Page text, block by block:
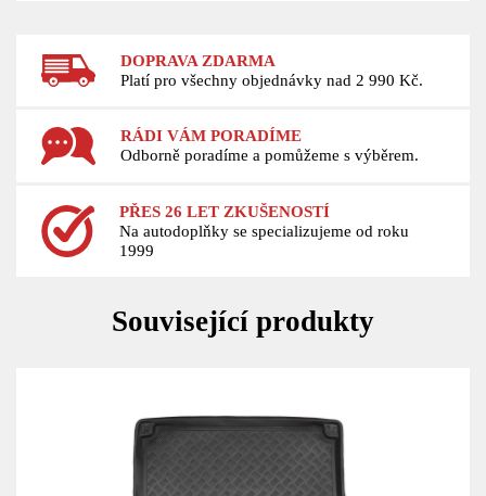
DOPRAVA ZDARMA
Platí pro všechny objednávky nad 2 990 Kč.
RÁDI VÁM PORADÍME
Odborně poradíme a pomůžeme s výběrem.
PŘES 26 LET ZKUŠENOSTÍ
Na autodoplňky se specializujeme od roku
1999
Související produkty